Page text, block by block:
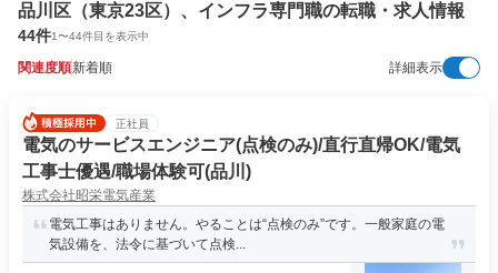
品川区（東京23区）、インフラ専門職の転職・求人情報
44件1〜44件目を表示中
関連度順新着順 詳細表示
正社員
電気のサービスエンジニア(点検のみ)/直行直帰OK/電気
工事士優遇/職場体験可(品川)
株式会社昭栄電気産業
電気工事はありません。やることは“点検のみ”です。一般家庭の電
気設備を、法令に基づいて点検...